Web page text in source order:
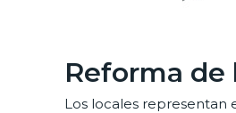
Reforma de
Los locales representan